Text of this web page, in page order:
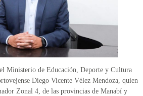
Ministerio de Educación, Deporte y Cultura
Diego Vicente Vélez Mendoza, quien
Zonal 4, de las provincias de Manabí y